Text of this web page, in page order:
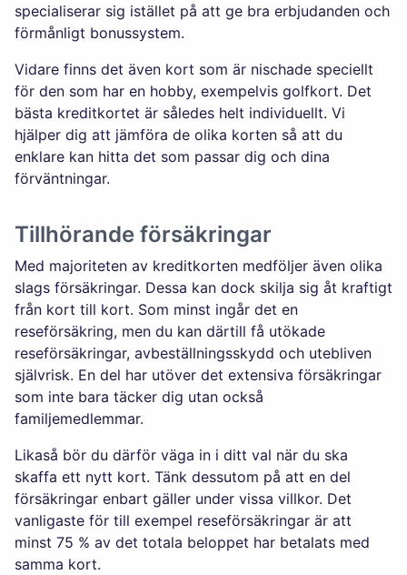
specialiserar sig istället på att ge bra erbjudanden och
förmånligt bonussystem.
Vidare finns det även kort som är nischade speciellt
för den som har en hobby, exempelvis golfkort. Det
bästa kreditkortet är således helt individuellt. Vi
hjälper dig att jämföra de olika korten så att du
enklare kan hitta det som passar dig och dina
förväntningar.
Tillhörande försäkringar
Med majoriteten av kreditkorten medföljer även olika
slags försäkringar. Dessa kan dock skilja sig åt kraftigt
från kort till kort. Som minst ingår det en
reseförsäkring, men du kan därtill få utökade
reseförsäkringar, avbeställningsskydd och utebliven
självrisk. En del har utöver det extensiva försäkringar
som inte bara täcker dig utan också
familjemedlemmar.
Likaså bör du därför väga in i ditt val när du ska
skaffa ett nytt kort. Tänk dessutom på att en del
försäkringar enbart gäller under vissa villkor. Det
vanligaste för till exempel reseförsäkringar är att
minst 75 % av det totala beloppet har betalats med
samma kort.